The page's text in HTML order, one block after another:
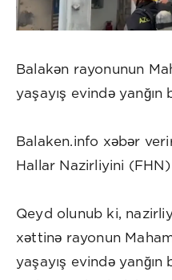
Balakən rayonunun
yaşayış evində yanğın
Balaken.info xəbər
Hallar Nazirliyini
Qeyd olunub ki,
xəttinə rayonun
yaşayış evində yanğın